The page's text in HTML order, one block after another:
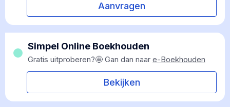
Aanvragen
Simpel Online Boekhouden
Gratis uitproberen?🤩 Gan dan naar e-Boekhouden
Bekijken